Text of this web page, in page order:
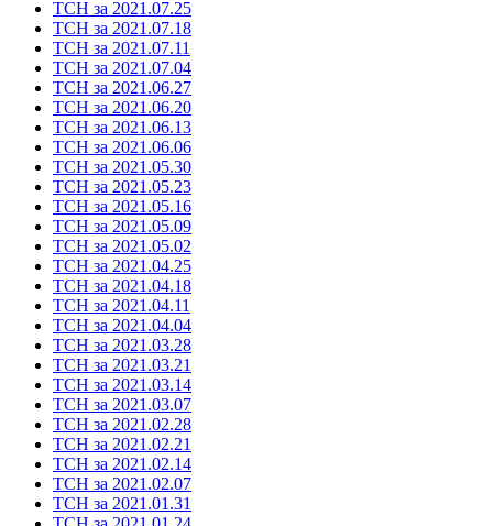
ТСН за 2021.07.25
ТСН за 2021.07.18
ТСН за 2021.07.11
ТСН за 2021.07.04
ТСН за 2021.06.27
ТСН за 2021.06.20
ТСН за 2021.06.13
ТСН за 2021.06.06
ТСН за 2021.05.30
ТСН за 2021.05.23
ТСН за 2021.05.16
ТСН за 2021.05.09
ТСН за 2021.05.02
ТСН за 2021.04.25
ТСН за 2021.04.18
ТСН за 2021.04.11
ТСН за 2021.04.04
ТСН за 2021.03.28
ТСН за 2021.03.21
ТСН за 2021.03.14
ТСН за 2021.03.07
ТСН за 2021.02.28
ТСН за 2021.02.21
ТСН за 2021.02.14
ТСН за 2021.02.07
ТСН за 2021.01.31